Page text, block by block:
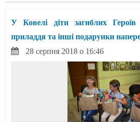
У Ковелі діти загиблих
приладдя та інші подарунки
28 серпня 2018 о 16:46